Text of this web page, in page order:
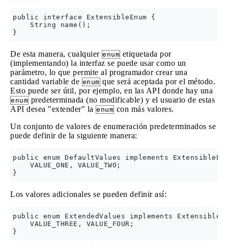
public interface ExtensibleEnum {
    String name();
De esta manera, cualquier enum etiquetada por
(implementando) la interfaz se puede usar como un
parámetro, lo que permite al programador crear una
cantidad variable de enum que será aceptada por el método.
Esto puede ser útil, por ejemplo, en las API donde hay una
enum predeterminada (no modificable) y el usuario de estas
API desea "extender" la enum con más valores.
Un conjunto de valores de enumeración predeterminados se
puede definir de la siguiente manera:
public enum DefaultValues implements
    VALUE_ONE, VALUE_TWO;
Los valores adicionales se pueden definir así:
public enum ExtendedValues implements
    VALUE_THREE, VALUE_FOUR;